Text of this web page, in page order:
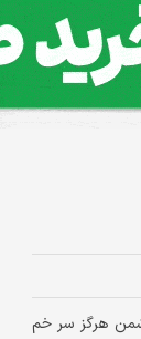
هرگز سر خم